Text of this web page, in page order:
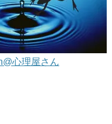
心理屋さん